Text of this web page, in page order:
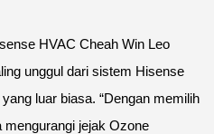
HVAC Cheah Win Leo
unggul dari sistem Hisense
luar biasa. “Dengan memilih
mengurangi jejak Ozone